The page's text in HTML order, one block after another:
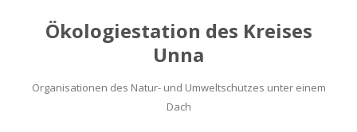
Ökologiestation des Kreises
Unna
Organisationen des Natur- und Umweltschutzes unter einem
Dach